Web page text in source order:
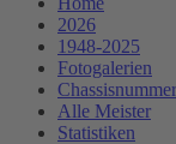
2026
1948-2025
Fotogalerien
Alle Meister
Statistiken